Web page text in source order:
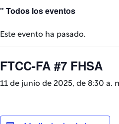
" Todos los eventos
Este evento ha pasado.
FTCC-FA #7 FHSA
11 de junio de 2025, de 8:30 a.